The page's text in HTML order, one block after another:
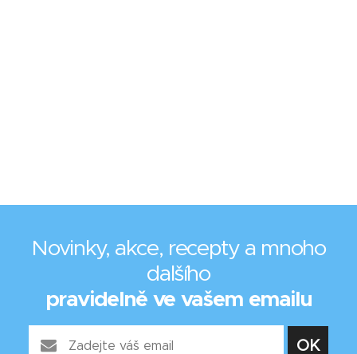
Novinky, akce, recepty a mnoho
dalšího
pravidelně ve vašem emailu